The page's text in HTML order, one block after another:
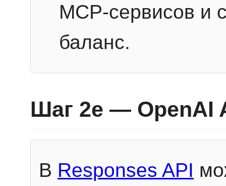
MCP-сервисов и
баланс.
Шаг 2e — OpenAI
В Responses API